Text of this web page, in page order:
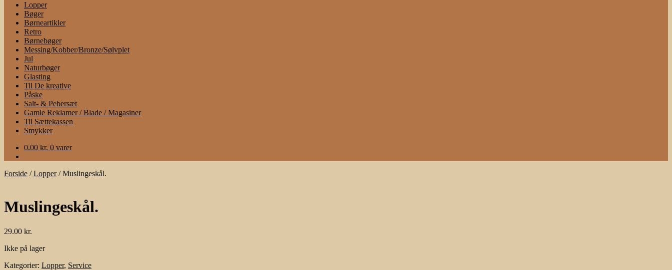
Lopper
Bøger
Børneartikler
Retro
Børnebøger
Messing/Kobber/Bronze/Sølvplet
Jul
Naturbøger
Glasting
Til De kreative
Påske
Salt- & Pebersæt
Gamle Reklamer / Blade / Magasiner
Til Sættekassen
Smykker
0.00 kr. 0 varer
Forside /Lopper/Muslingeskål.
Muslingeskål.
29.00 kr.
Ikke på lager
Kategorier: Lopper, Service